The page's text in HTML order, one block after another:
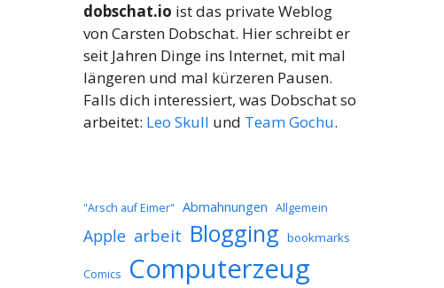
dobschat.io ist das private Weblog
von Carsten Dobschat. Hier schreibt er
seit Jahren Dinge ins Internet, mit mal
längeren und mal kürzeren Pausen.
Falls dich interessiert, was Dobschat so
arbeitet: Leo Skull und Team Gochu.
"Arsch auf Eimer" Abmahnungen Allgemein
Apple arbeit Blogging bookmarks
Comics Computerzeug